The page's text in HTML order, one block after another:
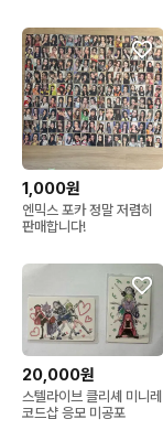
1,000원
엔믹스 포카 정말 저렴히
판매합니다!
20,000원
스텔라이브 클리셰 미니레
코드샵 응모 미공포